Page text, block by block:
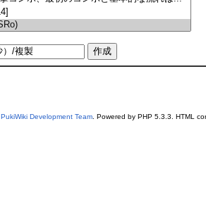
PukiWiki Development Team. Powered by PHP 5.3.3. HTML